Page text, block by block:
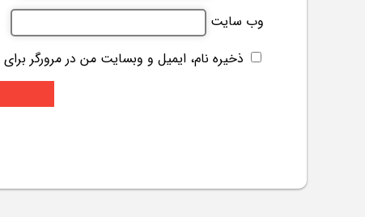
وب‌ سایت
ذخیره نام، ایمیل و وبسایت من در مرورگر